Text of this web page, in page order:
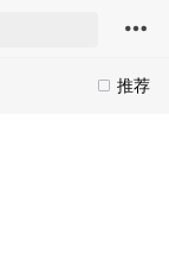
推荐